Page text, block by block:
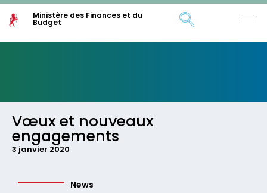
Ministère des Finances et du
Budget
Vœux et nouveaux
engagements
3 janvier 2020
News